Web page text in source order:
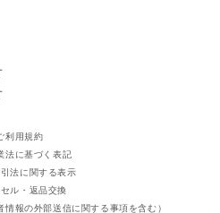
実際の商品と異なる場合がござい
レルギー情報は、登録時点におけ
ています。原材料の変更、製造ラ
利用規約
法に基づく表記
法に関する表示
ル・返品交換
報の外部送信に関する事項を含む）